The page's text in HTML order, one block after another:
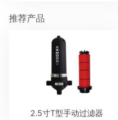
推荐产品
2.5寸T型手动过滤器